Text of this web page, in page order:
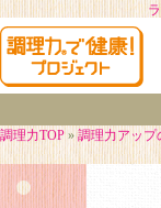
調理力TOP » 調理力アップ